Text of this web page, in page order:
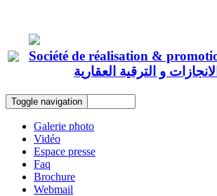
Société de réalisation &
و الترقية العقارية
Toggle navigation
Galerie photo
Vidéo
Espace presse
Faq
Brochure
Webmail